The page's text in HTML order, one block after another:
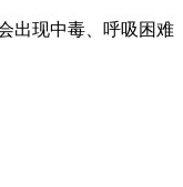
出现中毒、呼吸困难